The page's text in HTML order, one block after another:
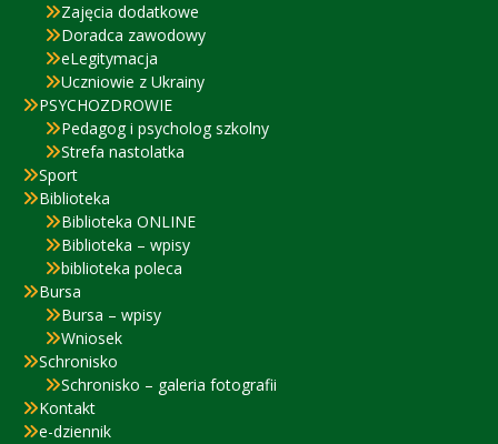
Zajęcia dodatkowe
Doradca zawodowy
eLegitymacja
Uczniowie z Ukrainy
PSYCHOZDROWIE
Pedagog i psycholog szkolny
Strefa nastolatka
Sport
Biblioteka
Biblioteka ONLINE
Biblioteka – wpisy
biblioteka poleca
Bursa
Bursa – wpisy
Wniosek
Schronisko
Schronisko – galeria fotografii
Kontakt
e-dziennik